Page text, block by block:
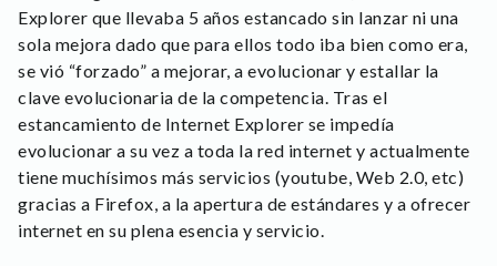
Explorer que llevaba 5 años estancado sin lanzar ni una
sola mejora dado que para ellos todo iba bien como era,
se vió “forzado” a mejorar, a evolucionar y estallar la
clave evolucionaria de la competencia. Tras el
estancamiento de Internet Explorer se impedía
evolucionar a su vez a toda la red internet y actualmente
tiene muchísimos más servicios (youtube, Web 2.0, etc)
gracias a Firefox, a la apertura de estándares y a ofrecer
internet en su plena esencia y servicio.